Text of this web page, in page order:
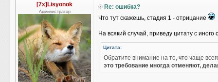
[7x]Lisyonok
Администратор
Re: ошибка?
Что тут скажешь, стадия 1 - отрицание
На всякий случай, приведу цитату с иного
Цитата:
Обратите внимание на то, что чаще
это требование иногда отменяют,